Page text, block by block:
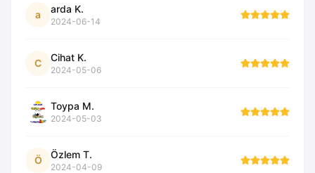
a arda K.
2024-06-14
C Cihat K.
2024-05-06
Toypa M.
2024-05-03
Ö Özlem T.
2024-04-09